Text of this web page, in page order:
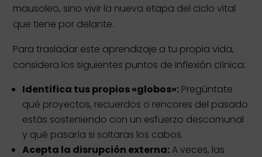
mausoleo, sino vivir la nueva etapa del ciclo vital
que tiene por delante.
Para trasladar este aprendizaje a tu propia vida,
considera los siguientes puntos de inflexión clínica:
Identifica tus propios «globos»: Pregúntate
qué proyectos, recuerdos o rencores del pasado
estás sosteniendo con un esfuerzo descomunal
y qué pasaría si soltaras los cabos.
Acepta la disrupción externa: A veces, las